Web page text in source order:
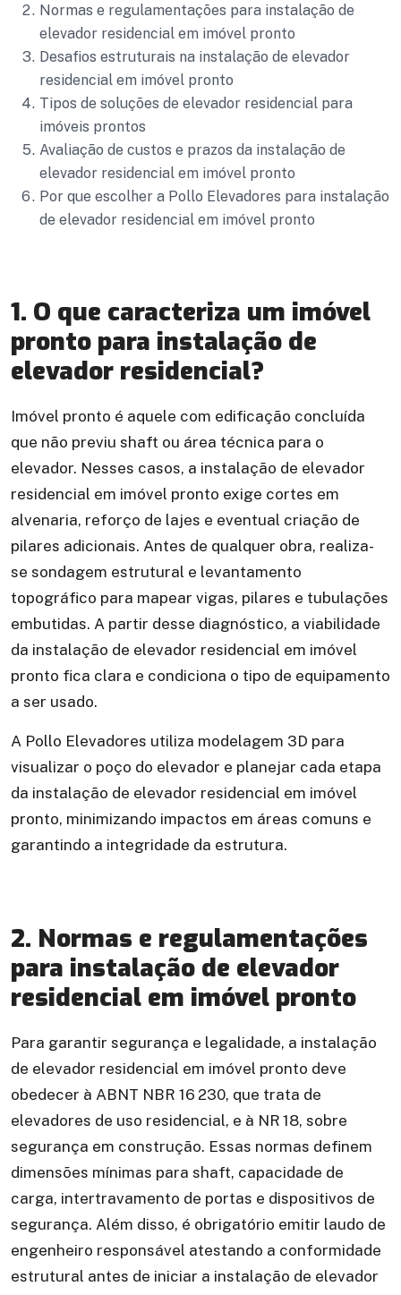
Normas e regulamentações para instalação de
elevador residencial em imóvel pronto
Desafios estruturais na instalação de elevador
residencial em imóvel pronto
Tipos de soluções de elevador residencial para
imóveis prontos
Avaliação de custos e prazos da instalação de
elevador residencial em imóvel pronto
Por que escolher a Pollo Elevadores para instalação
de elevador residencial em imóvel pronto
1. O que caracteriza um imóvel
pronto para instalação de
elevador residencial?
Imóvel pronto é aquele com edificação concluída
que não previu shaft ou área técnica para o
elevador. Nesses casos, a instalação de elevador
residencial em imóvel pronto exige cortes em
alvenaria, reforço de lajes e eventual criação de
pilares adicionais. Antes de qualquer obra, realiza-
se sondagem estrutural e levantamento
topográfico para mapear vigas, pilares e tubulações
embutidas. A partir desse diagnóstico, a viabilidade
da instalação de elevador residencial em imóvel
pronto fica clara e condiciona o tipo de equipamento
a ser usado.
A Pollo Elevadores utiliza modelagem 3D para
visualizar o poço do elevador e planejar cada etapa
da instalação de elevador residencial em imóvel
pronto, minimizando impactos em áreas comuns e
garantindo a integridade da estrutura.
2. Normas e regulamentações
para instalação de elevador
residencial em imóvel pronto
Para garantir segurança e legalidade, a instalação
de elevador residencial em imóvel pronto deve
obedecer à ABNT NBR 16 230, que trata de
elevadores de uso residencial, e à NR 18, sobre
segurança em construção. Essas normas definem
dimensões mínimas para shaft, capacidade de
carga, intertravamento de portas e dispositivos de
segurança. Além disso, é obrigatório emitir laudo de
engenheiro responsável atestando a conformidade
estrutural antes de iniciar a instalação de elevador